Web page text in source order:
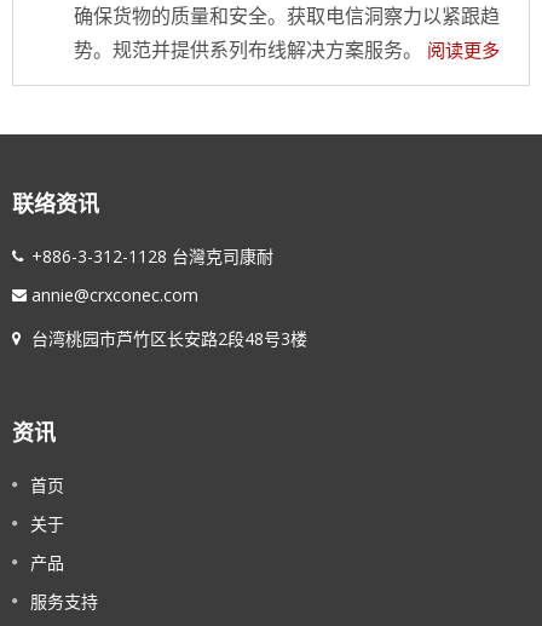
确保货物的质量和安全。获取电信洞察力以紧跟趋
势。规范并提供系列布线解决方案服务。
阅读更多
联络资讯
+886-3-312-1128 台灣克司康耐
annie@crxconec.com
台湾桃园市芦竹区长安路2段48号3楼
资讯
首页
关于
产品
服务支持